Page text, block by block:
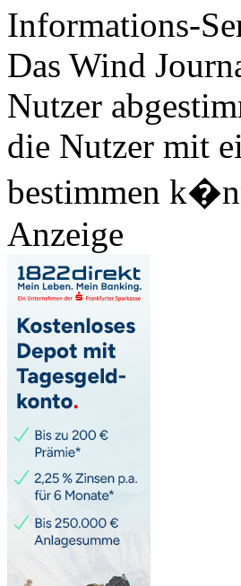
Informations-
Das Wind
Nutzer
die Nutzer mit
bestimmen
Anzeige